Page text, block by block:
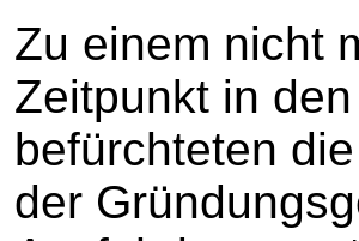
Zu einem nicht
Zeitpunkt in
befürchteten
der